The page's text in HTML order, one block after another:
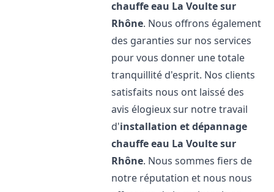
chauffe eau La Voulte sur
Rhône. Nous offrons également
des garanties sur nos services
pour vous donner une totale
tranquillité d'esprit. Nos clients
satisfaits nous ont laissé des
avis élogieux sur notre travail
d'installation et dépannage
chauffe eau La Voulte sur
Rhône. Nous sommes fiers de
notre réputation et nous nous